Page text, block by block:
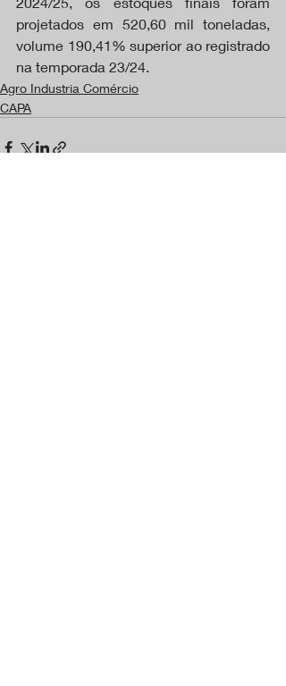
projetados em 520,60 mil toneladas,
volume 190,41% superior ao registrado
na temporada 23/24.
Agro Industria Comércio
CAPA